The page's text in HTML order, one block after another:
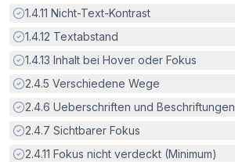
Erfüllt:
1.4.11 Nicht-Text-Kontrast
Erfüllt:
1.4.12 Textabstand
Erfüllt:
1.4.13 Inhalt bei Hover oder Fokus
Erfüllt:
2.4.5 Verschiedene Wege
Erfüllt:
2.4.6 Ueberschriften und Beschriftungen
Erfüllt:
2.4.7 Sichtbarer Fokus
Erfüllt:
2.4.11 Fokus nicht verdeckt (Minimum)